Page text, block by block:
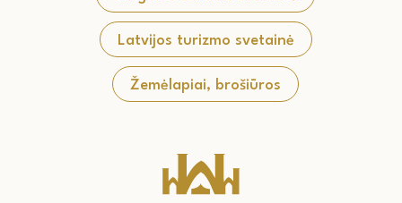
Latvijos turizmo svetainė
Žemėlapiai, brošiūros